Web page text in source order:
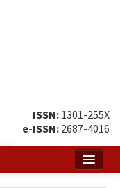
ISSN: 1301-255X
e-ISSN: 2687-4016